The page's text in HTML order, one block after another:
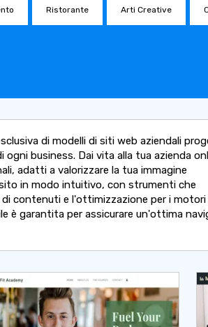
Ristorante Arti Creative
di modelli di siti web aziendali
ogni business. Dai vita alla tua azienda
adatti a valorizzare la tua immagine
in modo intuitivo, con strumenti che
di contenuti e l'ottimizzazione per i motori
è garantita per assicurare un'ottima